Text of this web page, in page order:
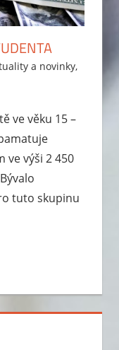
a novinky,
ve věku 15 –
ve výši 2 450
tuto skupinu